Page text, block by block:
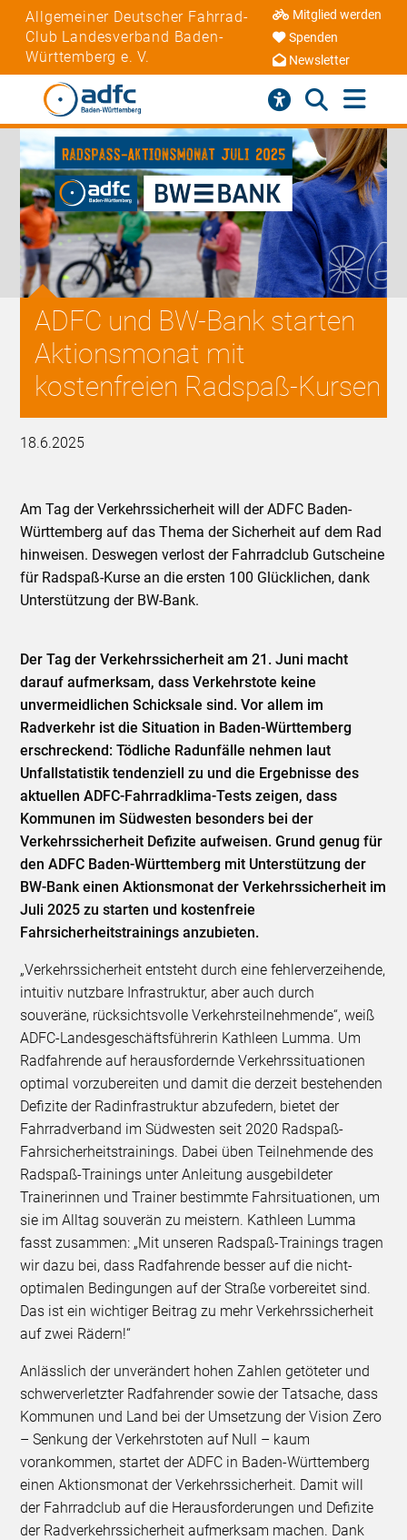
Allgemeiner Deutscher Fahrrad-
Club Landesverband Baden-
Württemberg e. V.
Mitglied werden
Spenden
Newsletter
ADFC und BW-Bank starten
Aktionsmonat mit
kostenfreien Radspaß-Kursen
18.6.2025
Am Tag der Verkehrssicherheit will der ADFC Baden-
Württemberg auf das Thema der Sicherheit auf dem Rad
hinweisen. Deswegen verlost der Fahrradclub Gutscheine
für Radspaß-Kurse an die ersten 100 Glücklichen, dank
Unterstützung der BW-Bank.
Der Tag der Verkehrssicherheit am 21. Juni macht
darauf aufmerksam, dass Verkehrstote keine
unvermeidlichen Schicksale sind. Vor allem im
Radverkehr ist die Situation in Baden-Württemberg
erschreckend: Tödliche Radunfälle nehmen laut
Unfallstatistik tendenziell zu und die Ergebnisse des
aktuellen ADFC-Fahrradklima-Tests zeigen, dass
Kommunen im Südwesten besonders bei der
Verkehrssicherheit Defizite aufweisen. Grund genug für
den ADFC Baden-Württemberg mit Unterstützung der
BW-Bank einen Aktionsmonat der Verkehrssicherheit im
Juli 2025 zu starten und kostenfreie
Fahrsicherheitstrainings anzubieten.
„Verkehrssicherheit entsteht durch eine fehlerverzeihende,
intuitiv nutzbare Infrastruktur, aber auch durch
souveräne, rücksichtsvolle Verkehrsteilnehmende“, weiß
ADFC-Landesgeschäftsführerin Kathleen Lumma. Um
Radfahrende auf herausfordernde Verkehrssituationen
optimal vorzubereiten und damit die derzeit bestehenden
Defizite der Radinfrastruktur abzufedern, bietet der
Fahrradverband im Südwesten seit 2020 Radspaß-
Fahrsicherheitstrainings. Dabei üben Teilnehmende des
Radspaß-Trainings unter Anleitung ausgebildeter
Trainerinnen und Trainer bestimmte Fahrsituationen, um
sie im Alltag souverän zu meistern. Kathleen Lumma
fasst zusammen: „Mit unseren Radspaß-Trainings tragen
wir dazu bei, dass Radfahrende besser auf die nicht-
optimalen Bedingungen auf der Straße vorbereitet sind.
Das ist ein wichtiger Beitrag zu mehr Verkehrssicherheit
auf zwei Rädern!“
Anlässlich der unverändert hohen Zahlen getöteter und
schwerverletzter Radfahrender sowie der Tatsache, dass
Kommunen und Land bei der Umsetzung der Vision Zero
– Senkung der Verkehrstoten auf Null – kaum
vorankommen, startet der ADFC in Baden-Württemberg
einen Aktionsmonat der Verkehrssicherheit. Damit will
der Fahrradclub auf die Herausforderungen und Defizite
der Radverkehrssicherheit aufmerksam machen. Dank